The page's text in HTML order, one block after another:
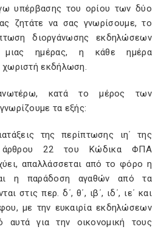
υπέρβασης του ορίου των δύο
ζητάτε να σας γνωρίσουμε, το
διοργάνωσης εκδηλώσεων
μιας ημέρας, η κάθε ημέρα
χωριστή εκδήλωση.
κατά το μέρος των
τα εξής:
της περίπτωσης ιη΄ της
22 του Κώδικα ΦΠΑ
απαλλάσσεται από το φόρο η
η παράδοση αγαθών από τα
στις περ. δ΄, θ΄, ιβ΄, ιδ΄, ιε΄ και
με την ευκαιρία εκδηλώσεων
αυτά για την οικονομική τους